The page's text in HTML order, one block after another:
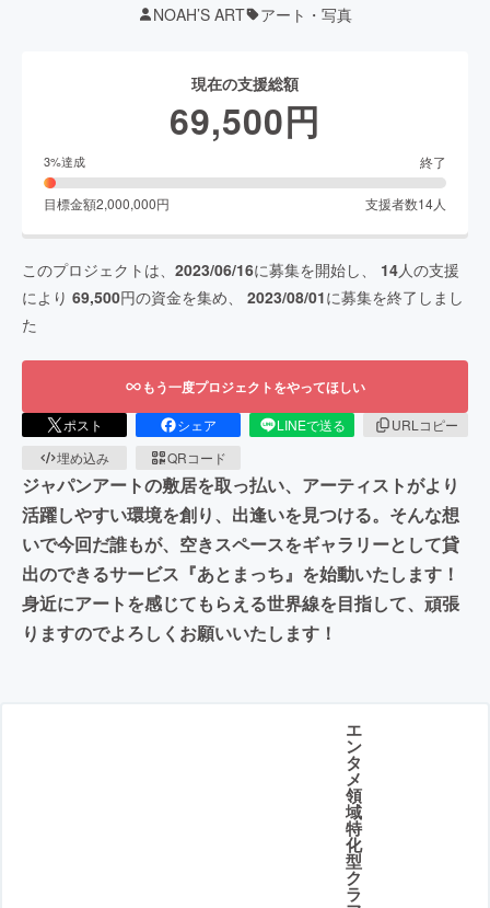
NOAH’S ART アート・写真
現在の支援総額
69,500円
3%達成 終了
目標金額2,000,000円 支援者数14人
このプロジェクトは、 2023/06/16に募集を開始し、 14人の支援
により 69,500円の資金を集め、 2023/08/01に募集を終了しまし
た
もう一度プロジェクトをやってほしい
ポスト シェア LINEで送る
URLコピー
埋め込み
QRコード
ジャパンアートの敷居を取っ払い、アーティストがより
活躍しやすい環境を創り、出逢いを見つける。そんな想
いで今回だ誰もが、空きスペースをギャラリーとして貸
出のできるサービス『あとまっち』を始動いたします！
身近にアートを感じてもらえる世界線を目指して、頑張
りますのでよろしくお願いいたします！
エ
ン
タ
メ
領
域
特
化
型
ク
ラ